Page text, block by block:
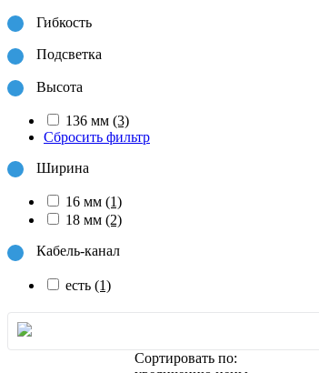
Гибкость
Подсветка
Высота
136 мм (3)
Сбросить фильтр
Ширина
16 мм (1)
18 мм (2)
Кабель-канал
есть (1)
Сортировать по: